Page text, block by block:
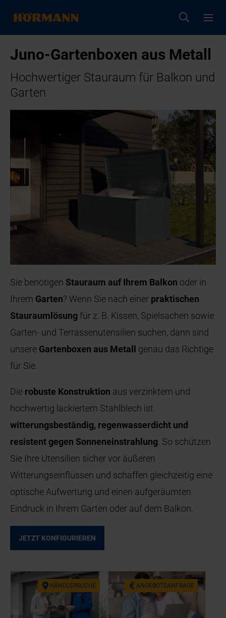
Juno-Gartenboxen aus Metall
Hochwertiger Stauraum für Balkon und
Garten
Sie benötigen Stauraum auf Ihrem Balkon oder in
Ihrem Garten? Wenn Sie nach einer praktischen
Stauraumlösungfür z. B. Kissen, Spielsachen sowie
Garten- und Terrassenutensilien suchen, dann sind
unsere Gartenboxen aus Metall
genau das Richtige
für Sie.
Die robuste Konstruktion aus verzinktem und
hochwertig lackiertem Stahlblech ist
witterungsbeständig, regenwasserdicht und
resistent gegen Sonneneinstrahlung. So schützen
Sie Ihre Utensilien sicher vor äußeren
Witterungseinflüssen und schaffen gleichzeitig eine
optische Aufwertung und einen aufgeräumten
Eindruck in Ihrem Garten oder auf dem Balkon.
JETZT KONFIGURIEREN
HÄND­LER­SU­CHE AN­GE­BOTS­AN­FRA­GE